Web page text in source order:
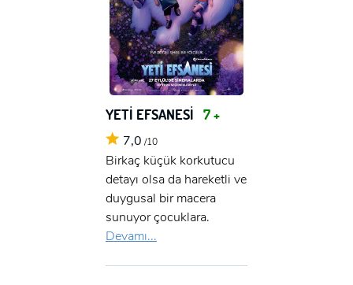
YETİ EFSANESİ 7 +
7,0 /10
Birkaç küçük korkutucu
detayı olsa da hareketli ve
duygusal bir macera
sunuyor çocuklara.
Devamı...